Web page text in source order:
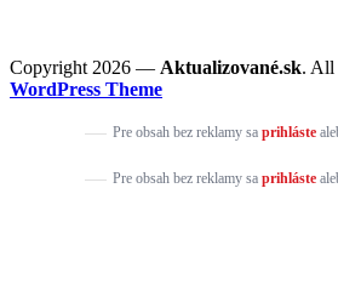
Copyright 2026 — Aktualizované.sk. All
WordPress Theme
Pre obsah bez reklamy sa prihláste